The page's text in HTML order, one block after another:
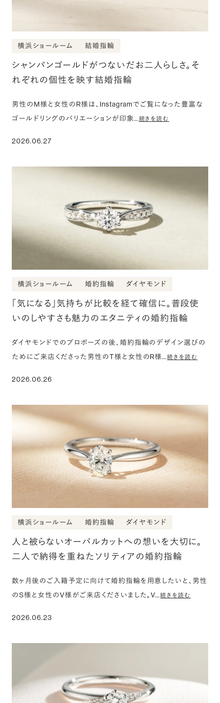
横浜ショールーム 結婚指輪
シャンパンゴールドがつないだお二人らしさ。そ
れぞれの個性を映す結婚指輪
男性のM様と女性のR様は、Instagramでご覧になった豊富な
ゴールドリングのバリエーションが印象…続きを読む
2026.06.27
横浜ショールーム 婚約指輪 ダイヤモンド
「気になる」気持ちが比較を経て確信に。普段使
いのしやすさも魅力のエタニティの婚約指輪
ダイヤモンドでのプロポーズの後、婚約指輪のデザイン選びの
ためにご来店くださった男性のT様と女性のR様…続きを読む
2026.06.26
横浜ショールーム 婚約指輪 ダイヤモンド
人と被らないオーバルカットへの想いを大切に。
二人で納得を重ねたソリティアの婚約指輪
数ヶ月後のご入籍予定に向けて婚約指輪を用意したいと、男性
のS様と女性のV様がご来店くださいました。V…続きを読む
2026.06.23